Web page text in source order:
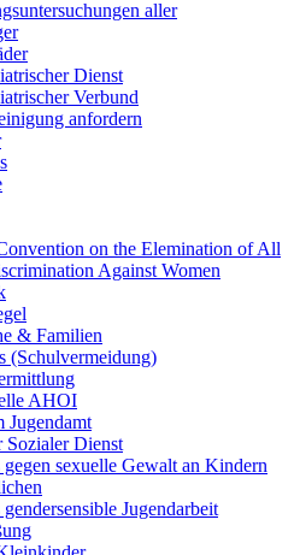
aller
Dienst
Verbund
anfordern
on the Elemination of All
Against Women
& Familien
(Schulvermeidung)
AHOI
Jugendamt
Sozialer Dienst
sexuelle Gewalt an Kindern
Jugendarbeit